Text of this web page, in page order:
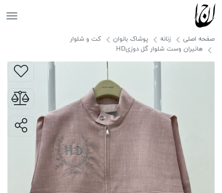
صفحه اصلی زنانه پوشاک بانوان
کت و شلوار
هانیران وست شلوار گل دوزیHD